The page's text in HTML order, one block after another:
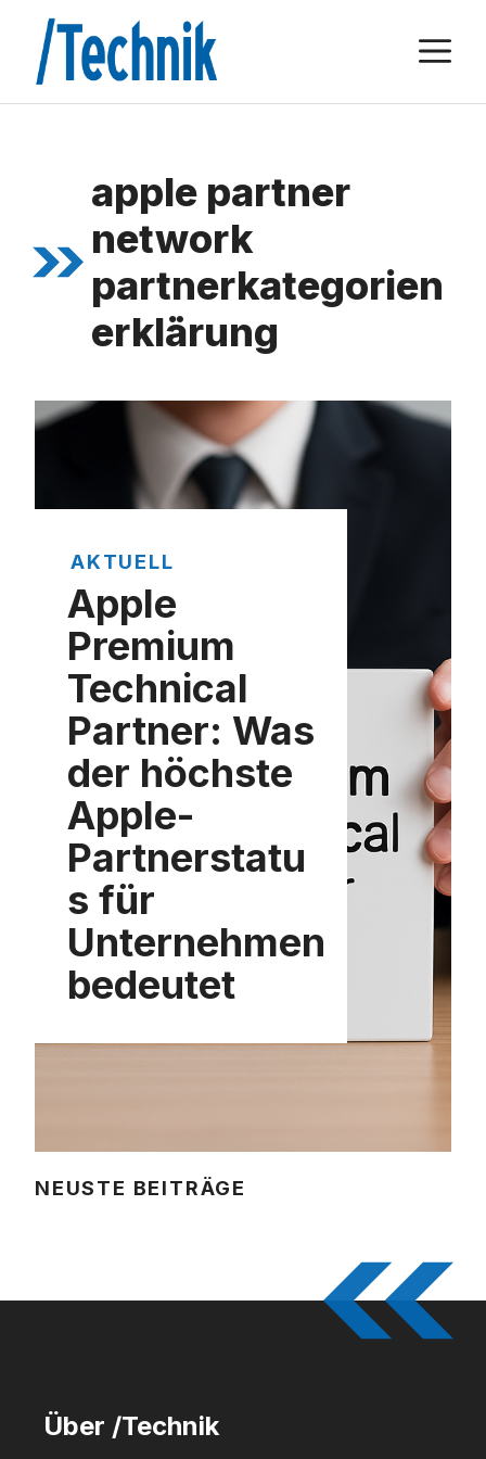
Inhalt
springen
apple partner
network
partnerkategorien
erklärung
AKTUELL
Apple
Premium
Technical
Partner: Was
der höchste
Apple-
Partnerstatu
s für
Unternehmen
bedeutet
NEUSTE BEITRÄGE
Über /Technik